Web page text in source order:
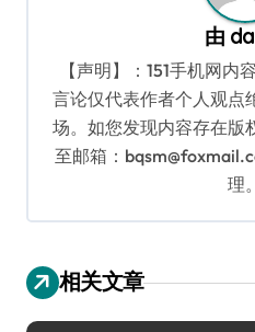
由
【声明】：151手机网
言论仅代表作者个人观点
场。如您发现内容存在版
至邮箱：
理。
相关文章